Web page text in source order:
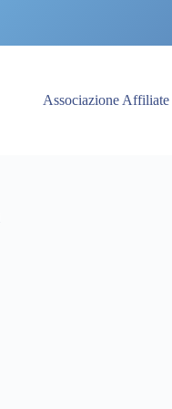
Associazione Affiliate